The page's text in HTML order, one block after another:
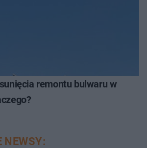
remontu bulwaru w
NEWSY: